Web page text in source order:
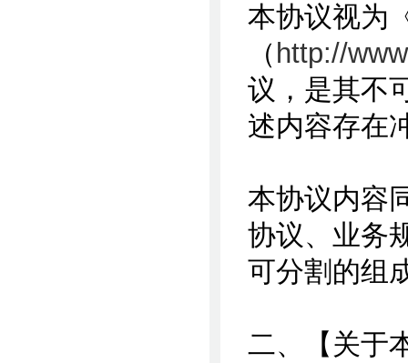
本协议视为
（ http://
议，是其不
述内容存在
本协议内容
协议、业务
可分割的组
二、【关于